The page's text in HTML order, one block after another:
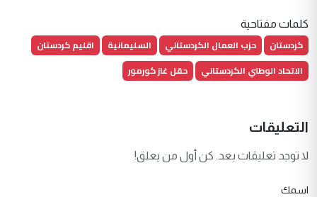
كلمات مفتاحية
كردستان حزب العمال الكردستاني السليمانية
اقليم كردستان
الاتحاد الوطني الكردستاني
حقل غاز كورمور
التعليقات
لا توجد تعليقات بعد. كن أول من يعلق!
اسمك